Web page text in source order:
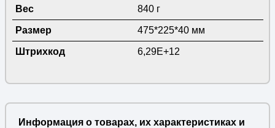
Вес 840 г
Размер 475*225*40 мм
Штрихкод 6,29E+12
Информация о товарах, их характеристиках и